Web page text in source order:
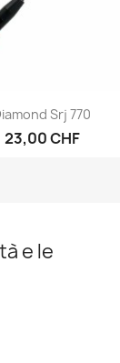
Anteprima
Srj 770
23,00 CHF
e le